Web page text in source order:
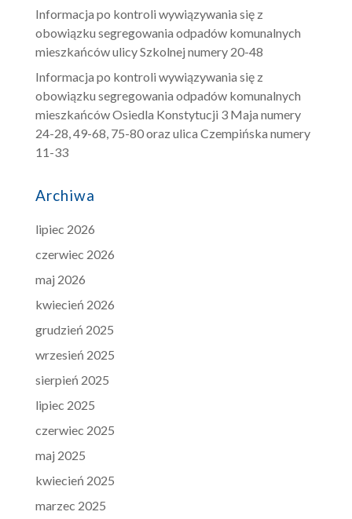
Informacja po kontroli wywiązywania się z
obowiązku segregowania odpadów komunalnych
mieszkańców ulicy Szkolnej numery 20-48
Informacja po kontroli wywiązywania się z
obowiązku segregowania odpadów komunalnych
mieszkańców Osiedla Konstytucji 3 Maja numery
24-28, 49-68, 75-80 oraz ulica Czempińska numery
11-33
Archiwa
lipiec 2026
czerwiec 2026
maj 2026
kwiecień 2026
grudzień 2025
wrzesień 2025
sierpień 2025
lipiec 2025
czerwiec 2025
maj 2025
kwiecień 2025
marzec 2025